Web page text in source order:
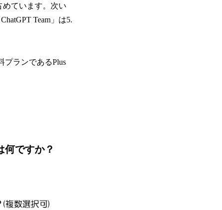
めています。次い
Team」は5.
プランであるPlus
ですか？